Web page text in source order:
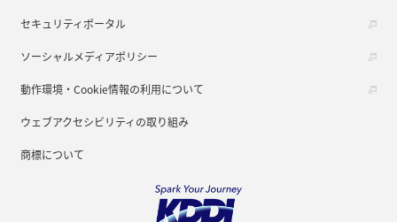
セキュリティポータル
ソーシャルメディアポリシー
動作環境・Cookie情報の利用について
ウェブアクセシビリティの取り組み
商標について